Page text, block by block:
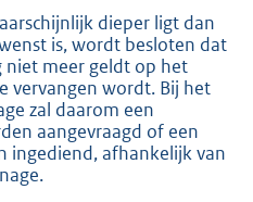
dieper ligt dan
is, wordt besloten dat
meer geldt op het
vervangen wordt. Bij het
zal daarom een
aangevraagd of een
ingediend, afhankelijk van